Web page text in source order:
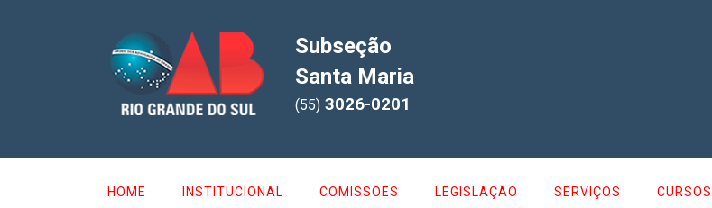
Subseção
Santa Maria
(55) 3026-0201
HOME INSTITUCIONAL COMISSÕES LEGISLAÇÃO SERVIÇOS